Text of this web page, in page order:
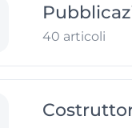
40 articoli